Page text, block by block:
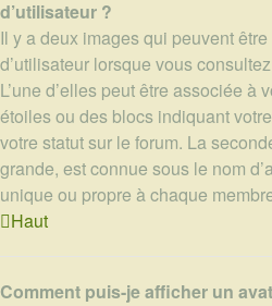
d’utilisateur ?
Il y a deux images qui peuvent
d’utilisateur lorsque vous
L’une d’elles peut être associée à
étoiles ou des blocs indiquant
votre statut sur le forum. La
grande, est connue sous le nom
unique ou propre à chaque
Haut
Comment puis-je afficher un